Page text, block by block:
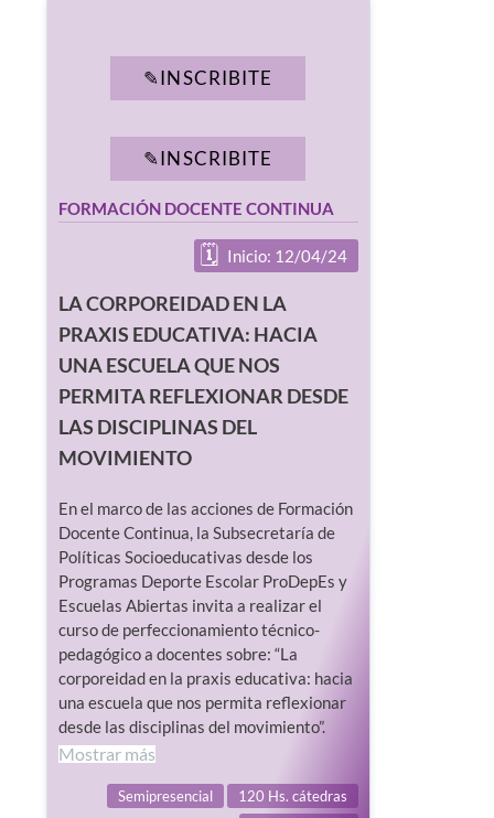
INSCRIBITE
INSCRIBITE
FORMACIÓN DOCENTE CONTINUA
Inicio: 12/04/24
LA CORPOREIDAD EN LA
PRAXIS EDUCATIVA: HACIA
UNA ESCUELA QUE NOS
PERMITA REFLEXIONAR DESDE
LAS DISCIPLINAS DEL
MOVIMIENTO
En el marco de las acciones de Formación
Docente Continua, la Subsecretaría de
Políticas Socioeducativas desde los
Programas Deporte Escolar ProDepEs y
Escuelas Abiertas invita a realizar el
curso de perfeccionamiento técnico-
pedagógico a docentes sobre: “La
corporeidad en la praxis educativa: hacia
una escuela que nos permita reflexionar
desde las disciplinas del movimiento”.
Mostrar más
Semipresencial
120 Hs. cátedras